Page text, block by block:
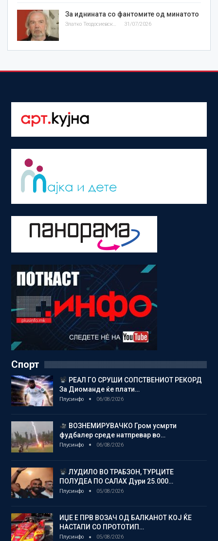
За иднината со фантомите од минатото
Златко Теодосиевски 31/07/2026
Спорт
РЕАЛ ГО СРУШИ СОПСТВЕНИОТ РЕКОРД
За Диоманде ќе плати…
Плусинфо 06/08/2026
ВОЗНЕМИРУВАЧКО Гром усмрти
фудбалер среде натпревар во…
Плусинфо 06/08/2026
ЛУДИЛО ВО ТРАБЗОН, ТУРЦИТЕ
ПОЛУДЕА ПО САЛАХ Дури 25.000…
Плусинфо 05/08/2026
ИЏЕ Е ПРВ ВОЗАЧ ОД БАЛКАНОТ КОЈ ЌЕ
НАСТАПИ СО ПРОТОТИП…
Плусинфо 05/08/2026